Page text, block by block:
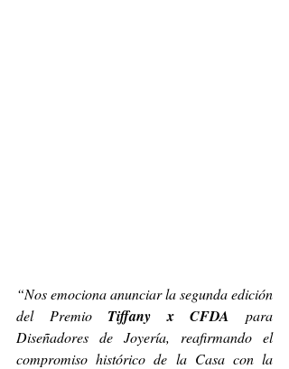
“Nos emociona anunciar la segunda edición
del Premio Tiffany x CFDA para
Diseñadores de Joyería, reafirmando el
compromiso histórico de la Casa con la